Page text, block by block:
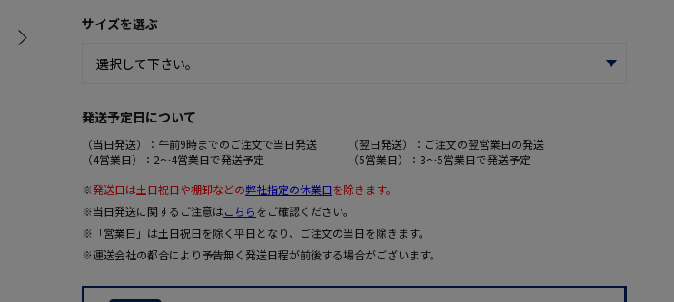
サイズを選ぶ
発送予定日について
（当日発送）：午前9時までのご注文で当日発送
（翌日発送）：ご注文の翌営業日の発送
（4営業日）：2～4営業日で発送予定
（5営業日）：3～5営業日で発送予定
※発送日は土日祝日や棚卸などの弊社指定の休業日を除きます。
※当日発送に関するご注意はこちらをご確認ください。
※「営業日」は土日祝日を除く平日となり、ご注文の当日を除きます。
※運送会社の都合により予告無く発送日程が前後する場合がございます。